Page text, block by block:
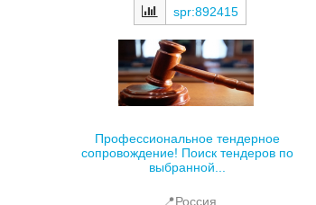
spr:892415
Профессиональное тендерное
сопровождение! Поиск тендеров по
выбранной...
📍Россия